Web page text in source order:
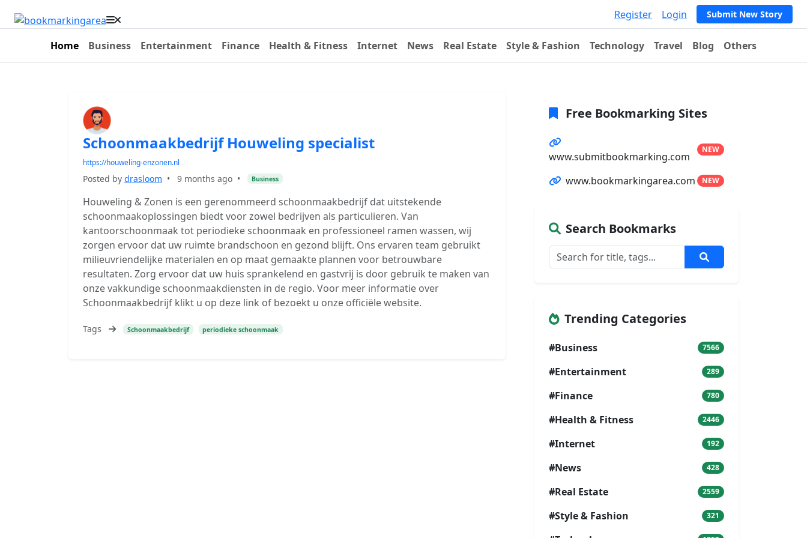
Register Login Submit New Story
Home Business Entertainment Finance Health & Fitness Internet News Real Estate Style & Fashion Technology Travel Blog Others
Schoonmaakbedrijf Houweling specialist
https://houweling-enzonen.nl
Posted by drasloom • 9 months ago • Business
Houweling & Zonen is een gerenommeerd schoonmaakbedrijf dat uitstekende
schoonmaakoplossingen biedt voor zowel bedrijven als particulieren. Van
kantoorschoonmaak tot periodieke schoonmaak en professioneel ramen wassen, wij
zorgen ervoor dat uw ruimte brandschoon en gezond blijft. Ons ervaren team gebruikt
milieuvriendelijke materialen en op maat gemaakte plannen voor betrouwbare
resultaten. Zorg ervoor dat uw huis sprankelend en gastvrij is door gebruik te maken van
onze vakkundige schoonmaakdiensten in de regio. Voor meer informatie over
Schoonmaakbedrijf klikt u op deze link of bezoekt u onze officiële website.
Tags Schoonmaakbedrijf periodieke schoonmaak
Free Bookmarking Sites
www.submitbookmarking.com
NEW
www.bookmarkingarea.com NEW
Search Bookmarks
Trending Categories
#Business 7566
#Entertainment 289
#Finance 780
#Health & Fitness 2446
#Internet 192
#News 428
#Real Estate 2559
#Style & Fashion 321